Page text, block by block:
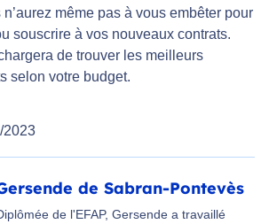
même pas à vous embêter pour
souscrire à vos nouveaux contrats.
de trouver les meilleurs
selon votre budget.
2023
de Sabran-Pontevès
de l'EFAP, Gersende a travaillé